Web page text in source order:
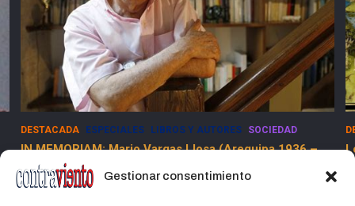
Gestionar consentimiento
DESTACADA ESPECIALES SOCIEDAD
Los Dolores de la Guerra Flamenca
13 marzo, 2025 Jorge Martinez Jorge